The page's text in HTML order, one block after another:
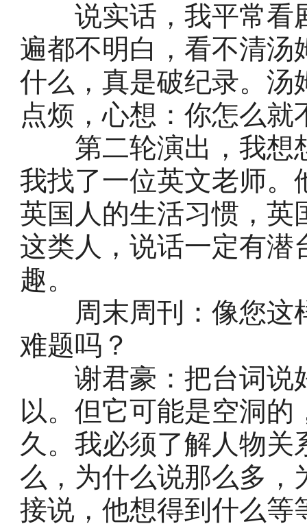
说实话，我平常看
遍都不明白，看不清汤
什么，真是破纪录。汤
点烦，心想：你怎么就
第二轮演出，我想
我找了一位英文老师。
英国人的生活习惯，英
这类人，说话一定有潜
趣。
周末周刊：像您这
难题吗？
谢君豪：把台词说
以。但它可能是空洞
久。我必须了解人物
么，为什么说那么多，
接说，他想得到什么等